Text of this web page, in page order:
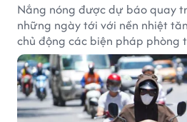
Nắng nóng được dự báo quay
những ngày tới với nền nhiệt
chủ động các biện pháp phòng
tác động của thời tiết cực đoan.